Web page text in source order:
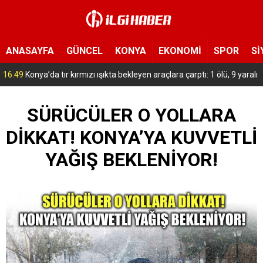
ANASAYFA GÜNCEL KONYA EKONOMİ SPOR
15:54 Yeni Medya Cemiyeti’nden Hakimiyet Gazetesi’ne 30. yıl ziyareti
SÜRÜCÜLER O YOLLARA
DİKKAT! KONYA’YA KUVVETLİ
YAĞIŞ BEKLENİYOR!